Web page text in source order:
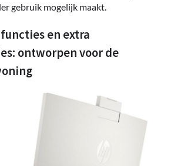
gebruik mogelijk maakt.
en extra
ontworpen voor de